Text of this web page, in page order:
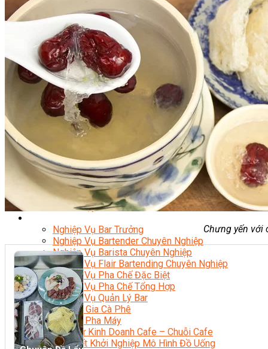
Nghiệp Vụ Bếp Trưởng Bếp Hoa
Nghiệp Vụ Bếp Hàn
Nghiệp Vụ Bếp Thái
Nghiệp Vụ Bếp Chay
Nghiệp Vụ Quản Lý Bếp
Nghiệp Vụ Cấp Dưỡng
Nghiệp Vụ Bếp Phụ
Điểm Tâm Hồng Kông
Eat Clean
Food Stylist
Master Class
Bếp Gia Đình
Học Nấu Ăn Mở Quán
Chuyên Đề Bếp Nóng
Khởi Sự Kinh Doanh Ngành F&B
Khởi Sự Kinh Doanh Nhà Hàng
Bí Quyết Kinh Doanh và Vận Hành Mô Hình Ẩm Thực
Video Dạy Nấu Ăn
Nghiệp Vụ Bar Trưởng
Nghiệp Vụ Bartender Chuyên Nghiệp
Nghiệp Vụ Barista Chuyên Nghiệp
Nghiệp Vụ Flair Bartending Chuyên Nghiệp
Nghiệp Vụ Pha Chế Đặc Biệt
Nghiệp Vụ Pha Chế Tổng Hợp
Nghiệp Vụ Quản Lý Bar
Chuyên Gia Cà Phê
Cà Phê Pha Máy
Khởi Sự Kinh Doanh Cafe – Chuỗi Cafe
Bí Quyết Khởi Nghiệp Mô Hình Đồ Uống
Chưng yến với